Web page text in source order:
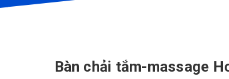
Bàn chải tắm-massage